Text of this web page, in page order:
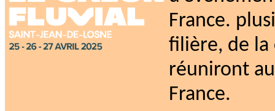
France.
filière, de la
réuniront
France.